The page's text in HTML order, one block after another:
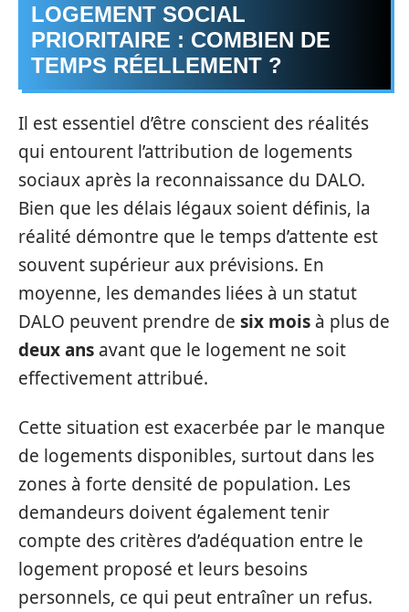
LOGEMENT SOCIAL
PRIORITAIRE : COMBIEN DE
TEMPS RÉELLEMENT ?
Il est essentiel d’être conscient des réalités
qui entourent l’attribution de logements
sociaux après la reconnaissance du DALO.
Bien que les délais légaux soient définis, la
réalité démontre que le temps d’attente est
souvent supérieur aux prévisions. En
moyenne, les demandes liées à un statut
DALO peuvent prendre de six mois à plus de
deux ans avant que le logement ne soit
effectivement attribué.
Cette situation est exacerbée par le manque
de logements disponibles, surtout dans les
zones à forte densité de population. Les
demandeurs doivent également tenir
compte des critères d’adéquation entre le
logement proposé et leurs besoins
personnels, ce qui peut entraîner un refus.